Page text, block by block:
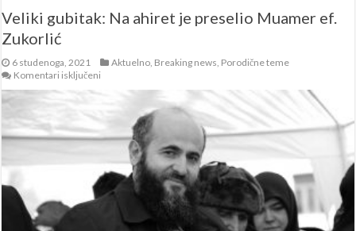
Veliki gubitak: Na ahiret je preselio Muamer ef.
Zukorlić
6 studenoga, 2021 Aktuelno Breaking news Porodične teme
Komentari isključeni
Na
preselio
Muamer
ef.
Zukorlić